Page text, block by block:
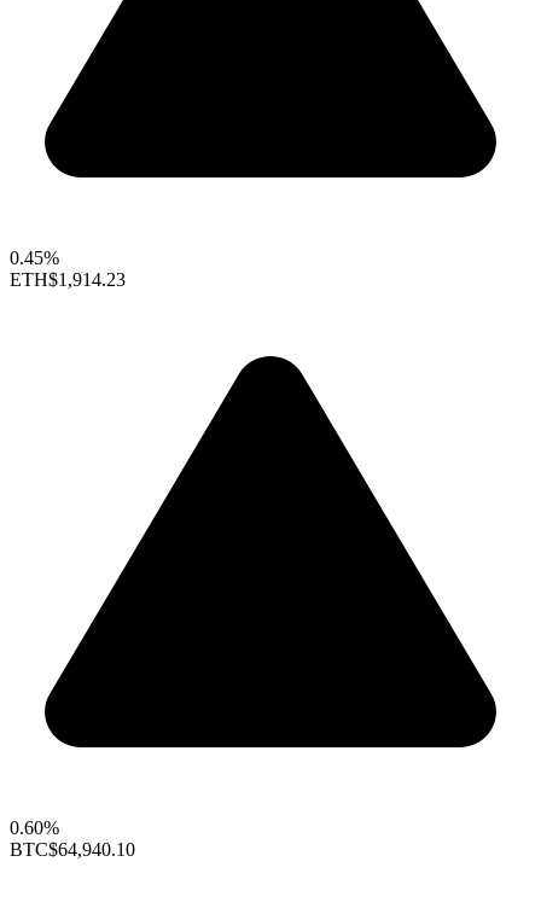
0.45%
ETH$1,914.23
0.60%
BTC$64,940.10